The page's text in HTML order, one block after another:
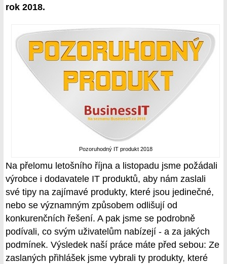
rok 2018.
Pozoruhodný IT produkt 2018
Na přelomu letošního října a listopadu jsme požádali
výrobce i dodavatele IT produktů, aby nám zaslali
své tipy na zajímavé produkty, které jsou jedinečné,
nebo se významným způsobem odlišují od
konkurenčních řešení. A pak jsme se podrobně
podívali, co svým uživatelům nabízejí - a za jakých
podmínek. Výsledek naší práce máte před sebou: Ze
zaslaných přihlášek jsme vybrali ty produkty, které